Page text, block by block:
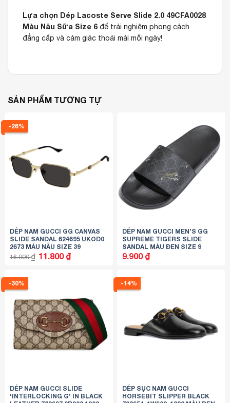
Lựa chọn Dép Lacoste Serve Slide 2.0 49CFA0028
Màu Nâu Sữa Size 6 để trải nghiệm phong cách
đẳng cấp và cảm giác thoải mái mỗi ngày!
SẢN PHẨM TƯƠNG TỰ
-26%
DÉP NAM GUCCI GG CANVAS
SLIDE SANDAL 624695 UKOD0
2673 MÀU NÂU SIZE 39
16.000₫ Giá
gốc
11.800 ₫Giá
hiện
DÉP NAM GUCCI MEN’S GG
SUPREME TIGERS SLIDE
SANDAL MÀU ĐEN SIZE 9
9.900 ₫
-30%
DÉP NAM GUCCI SLIDE
‘INTERLOCKING G’ IN BLACK
-14%
DÉP SỤC NAM GUCCI
HORSEBIT SLIPPER BLACK